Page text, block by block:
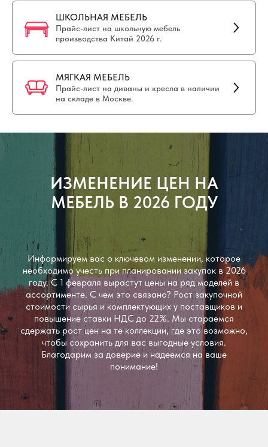
ШКОЛЬНАЯ МЕБЕЛЬ
Прайс-лист на школьную мебель
производства Китай 2026 г.
МЯГКАЯ МЕБЕЛЬ
Прайс-лист на диваны и кресла в наличии
на складе в Москве.
ИЗМЕНЕНИЕ ЦЕН НА
МЕБЕЛЬ В 2026 ГОДУ
Информируем вас о ключевом изменении, которое
необходимо учесть при планировании закупок в 2026
году. С 1 февраля вырастут цены на ряд моделей в
ассортименте. С чем это связано? Рост закупочной
стоимости сырья и комплектующих у поставщиков и
повышение ставки НДС до 22%. Мы стараемся
сдержать рост цен на те коллекции, где это возможно,
чтобы сохранить для вас выгодные условия.
Благодарим за доверие и надеемся на ваше
понимание!